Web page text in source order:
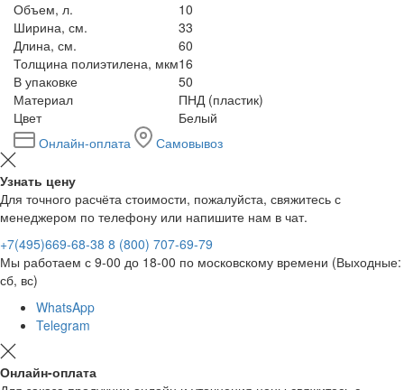
Объем, л.
10
Ширина, см.
33
Длина, см.
60
Толщина полиэтилена, мкм16
В упаковке
50
Материал
ПНД (пластик)
Цвет
Белый
Онлайн-оплата
Самовывоз
Узнать цену
Для точного расчёта стоимости, пожалуйста, свяжитесь с
менеджером по телефону или напишите нам в чат.
+7(495)669-68-38 8 (800) 707-69-79
Мы работаем с 9-00 до 18-00 по московскому времени (Выходные:
сб, вс)
WhatsApp
Telegram
Онлайн-оплата